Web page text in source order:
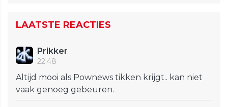
LAATSTE REACTIES
Prikker
22:48
Altijd mooi als Pownews tikken krijgt.. kan niet
vaak genoeg gebeuren.